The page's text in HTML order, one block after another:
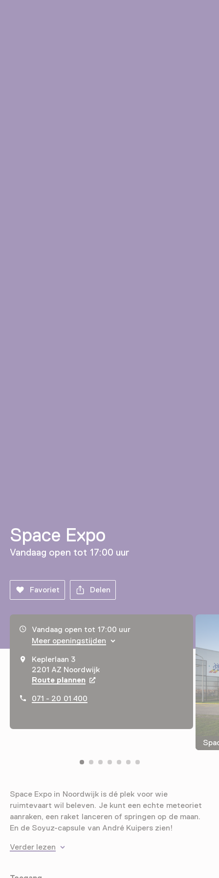
Space Expo
Vandaag open tot 17:00 uur
Favoriet Delen
Openingstijden, adres & telefoonnummer
Vandaag open tot 17:00 uur
Meer openingstijden
Keplerlaan 3
2201 AZ Noordwijk
Route plannen Opent in een nieuw tabblad
071 - 20 01 400
Space Expo in Noordwijk is dé plek voor wie
ruimtevaart wil beleven. Je kunt een echte meteoriet
aanraken, een raket lanceren of springen op de maan.
En de Soyuz-capsule van André Kuipers zien!
Verder lezen